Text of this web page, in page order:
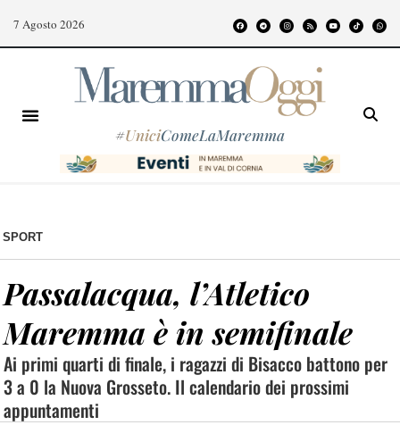
7 Agosto 2026
#UniciComeLaMaremma
SPORT
Passalacqua, l’Atletico
Maremma è in semifinale
Ai primi quarti di finale, i ragazzi di Bisacco battono per
3 a 0 la Nuova Grosseto. Il calendario dei prossimi
appuntamenti